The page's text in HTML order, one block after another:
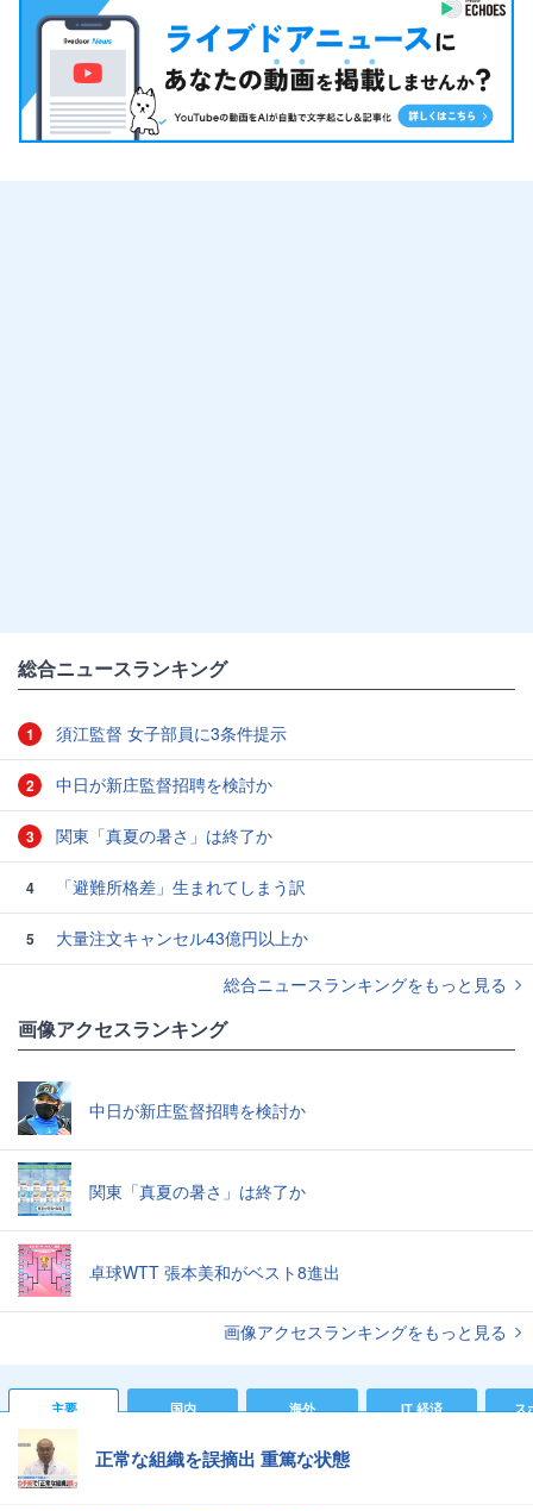
総合ニュースランキング
1 須江監督 女子部員に3条件提示
2 中日が新庄監督招聘を検討か
3 関東「真夏の暑さ」は終了か
4 「避難所格差」生まれてしまう訳
5
大量注文キャンセル43億円以上か
総合ニュースランキングをもっと見る
画像アクセスランキング
中日が新庄監督招聘を検討か
関東「真夏の暑さ」は終了か
卓球WTT 張本美和がベスト8進出
画像アクセスランキングをもっと見る
主要 国内 海外 IT 経済 ス
正常な組織を誤摘出 重篤な状態